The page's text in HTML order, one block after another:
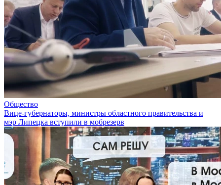
Общество
Вице-губернаторы, министры областного правительства и
мэр Липецка вступили в мобрезерв